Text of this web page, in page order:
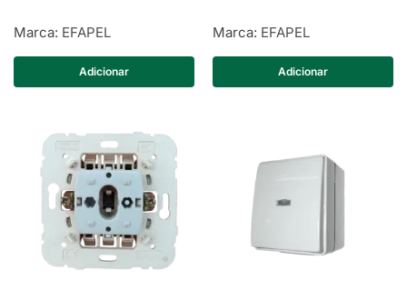
Marca: EFAPEL
Adicionar
Marca: EFAPEL
Adicionar